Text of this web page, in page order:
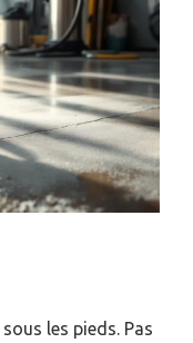
sous les pieds. Pas